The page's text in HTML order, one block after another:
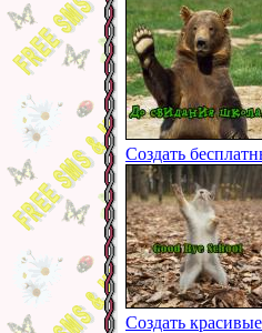
Создать
Создать